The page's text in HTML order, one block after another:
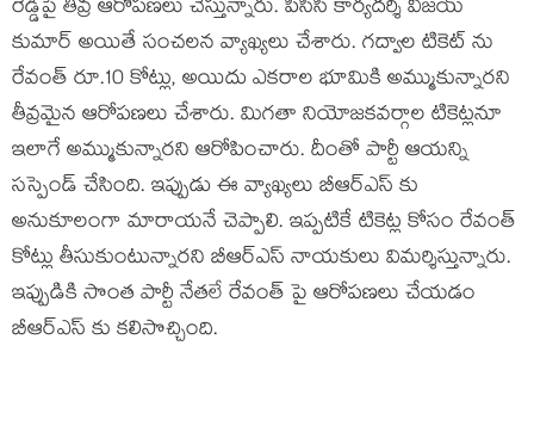
రెడ్డిపై తీవ్ర ఆరోపణలు చేస్తున్నారు. పీసీసీ కార్యదర్శి విజయ్
కుమార్ అయితే సంచలన వ్యాఖ్యలు చేశారు. గద్వాల టికెట్ ను
రేవంత్ రూ.10 కోట్లు, అయిదు ఎకరాల భూమికి అమ్ముకున్నారని
తీవ్రమైన ఆరోపణలు చేశారు. మిగతా నియోజకవర్గాల టికెట్లనూ
ఇలాగే అమ్ముకున్నారని ఆరోపించారు. దీంతో పార్టీ ఆయన్ని
సస్పెండ్ చేసింది. ఇప్పుడు ఈ వ్యాఖ్యలు బీఆర్ఎస్ కు
అనుకూలంగా మారాయనే చెప్పాలి. ఇప్పటికే టికెట్ల కోసం రేవంత్
కోట్లు తీసుకుంటున్నారని బీఆర్ఎస్ నాయకులు విమర్శిస్తున్నారు.
ఇప్పుడికి సొంత పార్టీ నేతలే రేవంత్ పై ఆరోపణలు చేయడం
బీఆర్ఎస్ కు కలిసొచ్చింది.